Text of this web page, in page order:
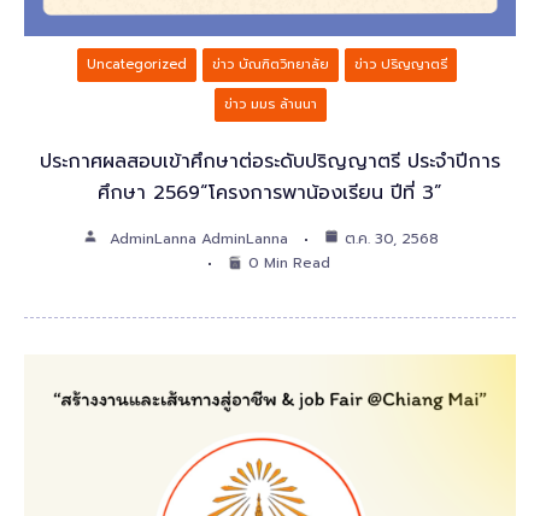
Uncategorized ข่าว บัณฑิตวิทยาลัย
ข่าว ปริญญาตรี
ข่าว มมร ล้านนา
ประกาศผลสอบเข้าศึกษาต่อระดับปริญญาตรี ประจำปีการ
ศึกษา 2569“โครงการพาน้องเรียน ปีที่ 3”
AdminLanna AdminLanna
ต.ค. 30, 2568
0 Min Read